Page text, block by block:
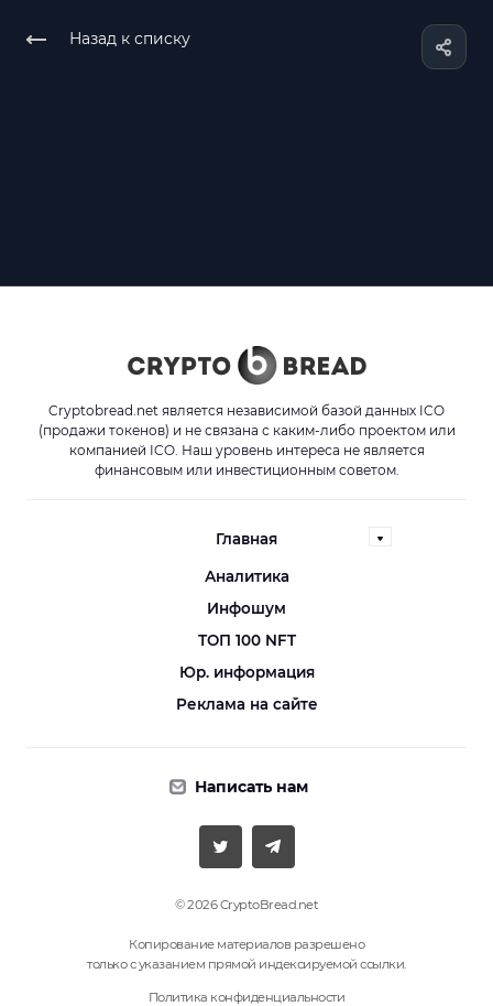
Назад к списку
Cryptobread.net является независимой базой данных ICO
(продажи токенов) и не связана с каким-либо проектом или
компанией ICO. Наш уровень интереса не является
финансовым или инвестиционным советом.
Главная
Аналитика
Инфошум
ТОП 100 NFT
Юр. информация
Реклама на сайте
Написать нам
© 2026 CryptoBread.net
Копирование материалов разрешено
только с указанием прямой индексируемой ссылки.
Политика конфиденциальности